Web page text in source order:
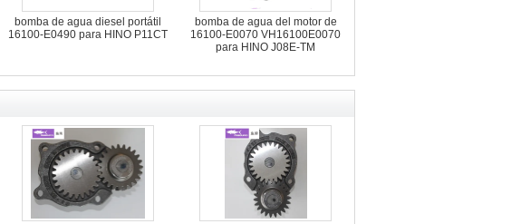
bomba de agua diesel portátil
16100-E0490 para HINO P11CT
bomba de agua del motor de
16100-E0070 VH16100E0070
para HINO J08E-TM